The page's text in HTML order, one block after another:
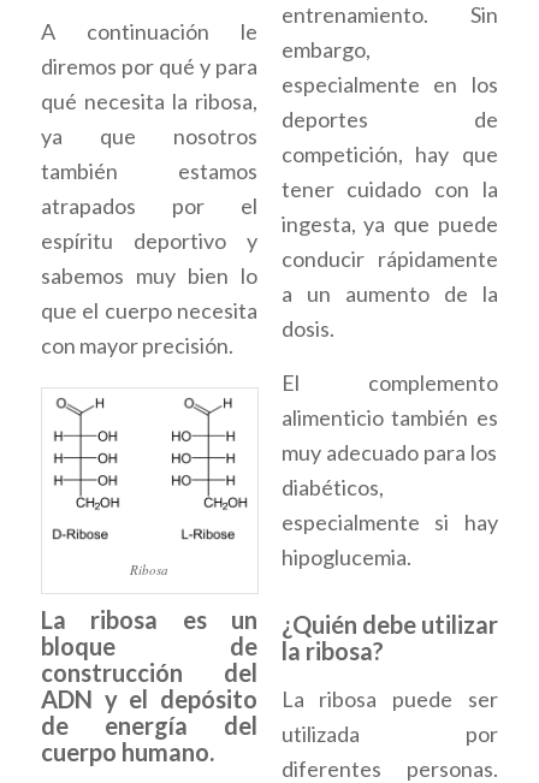
A continuación le
diremos por qué y para
qué necesita la ribosa,
ya que nosotros
también estamos
atrapados por el
espíritu deportivo y
sabemos muy bien lo
que el cuerpo necesita
con mayor precisión.
Ribosa
La ribosa es un
bloque de
construcción del
ADN y el depósito
de energía del
cuerpo humano.
entrenamiento. Sin
embargo,
especialmente en los
deportes de
competición, hay que
tener cuidado con la
ingesta, ya que puede
conducir rápidamente
a un aumento de la
dosis.
El complemento
alimenticio también es
muy adecuado para los
diabéticos,
especialmente si hay
hipoglucemia.
¿Quién debe utilizar
la ribosa?
La ribosa puede ser
utilizada por
diferentes personas.